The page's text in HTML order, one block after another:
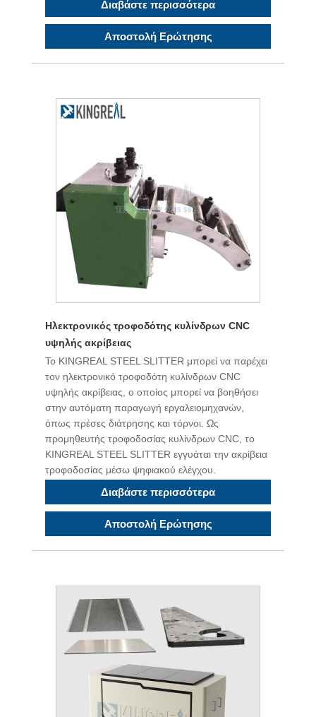
Διαβάστε περισσότερα
Αποστολή Ερώτησης
Ηλεκτρονικός τροφοδότης κυλίνδρων CNC
υψηλής ακρίβειας
Το KINGREAL STEEL SLITTER μπορεί να παρέχει
τον ηλεκτρονικό τροφοδότη κυλίνδρων CNC
υψηλής ακρίβειας, ο οποίος μπορεί να βοηθήσει
στην αυτόματη παραγωγή εργαλειομηχανών,
όπως πρέσες διάτρησης και τόρνοι. Ως
προμηθευτής τροφοδοσίας κυλίνδρων CNC, το
KINGREAL STEEL SLITTER εγγυάται την ακρίβεια
τροφοδοσίας μέσω ψηφιακού ελέγχου.
Διαβάστε περισσότερα
Αποστολή Ερώτησης